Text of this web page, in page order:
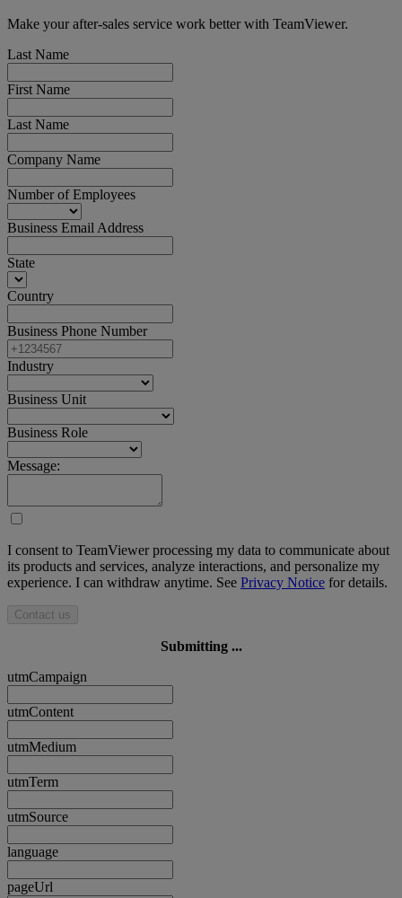
Make your after-sales service work better with TeamViewer.
Last Name
First Name
Last Name
Company Name
Number of Employees
Business Email Address
State
Country
Business Phone Number
Industry
Business Unit
Business Role
Message:
I consent to TeamViewer processing my data to communicate about
its products and services, analyze interactions, and personalize my
experience. I can withdraw anytime. See Privacy Notice for details.
Contact us
Submitting ...
utmCampaign
utmContent
utmMedium
utmTerm
utmSource
language
pageUrl